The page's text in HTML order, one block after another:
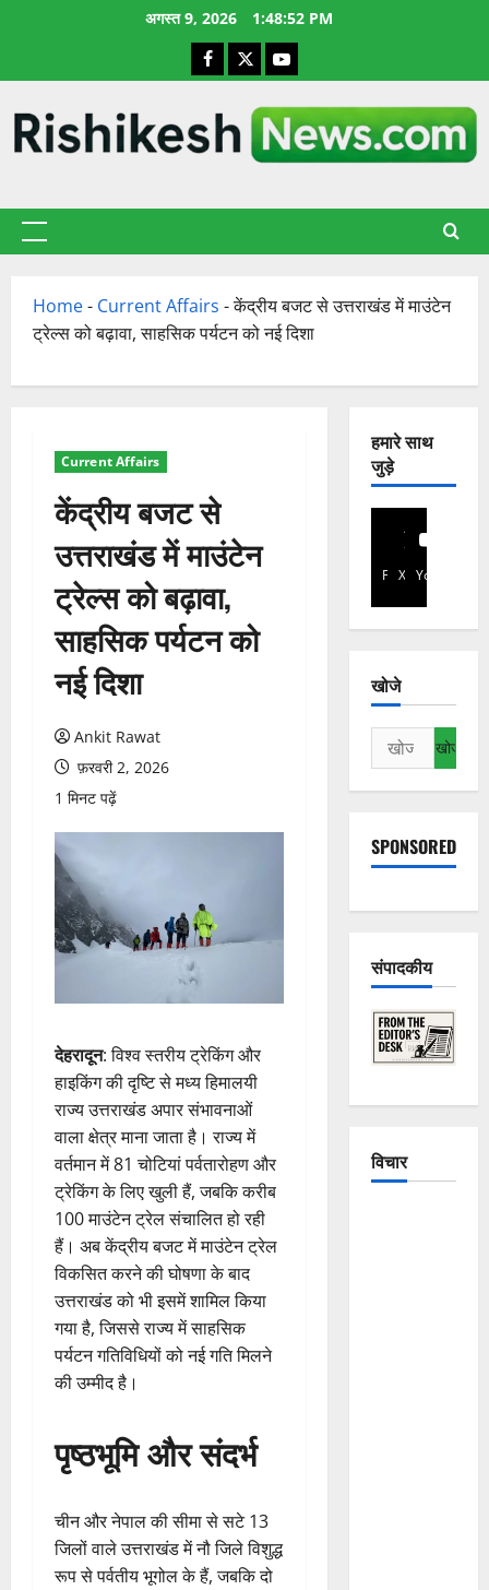
अगस्त 9, 2026 1:48:53 PM
Facebook
X YouTube
प्राथमिक
Home- Current Affairs -केंद्रीय बजट से उत्तराखंड में माउंटेन
ट्रेल्स को बढ़ावा, साहसिक पर्यटन को नई दिशा
Current Affairs
केंद्रीय बजट से
उत्तराखंड में माउंटेन
ट्रेल्स को बढ़ावा,
साहसिक पर्यटन को
नई दिशा
Ankit Rawat
फ़रवरी 2, 2026
1 मिनट पढ़ें
देहरादून: विश्व स्तरीय ट्रेकिंग और
हाइकिंग की दृष्टि से मध्य हिमालयी
राज्य उत्तराखंड अपार संभावनाओं
वाला क्षेत्र माना जाता है। राज्य में
वर्तमान में 81 चोटियां पर्वतारोहण और
ट्रेकिंग के लिए खुली हैं, जबकि करीब
100 माउंटेन ट्रेल संचालित हो रही
हैं। अब केंद्रीय बजट में माउंटेन ट्रेल
विकसित करने की घोषणा के बाद
उत्तराखंड को भी इसमें शामिल किया
गया है, जिससे राज्य में साहसिक
पर्यटन गतिविधियों को नई गति मिलने
की उम्मीद है।
पृष्ठभूमि और संदर्भ
चीन और नेपाल की सीमा से सटे 13
जिलों वाले उत्तराखंड में नौ जिले विशुद्ध
रूप से पर्वतीय भूगोल के हैं, जबकि दो
हमारे साथ
जुड़े
Facebook
X YouTube
खोजे
निम्न
को
खोजें:
SPONSORED
संपादकीय
विचार